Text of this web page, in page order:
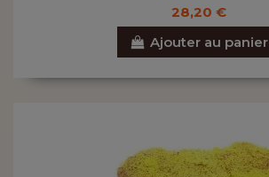
28,20 €
Ajouter au panier